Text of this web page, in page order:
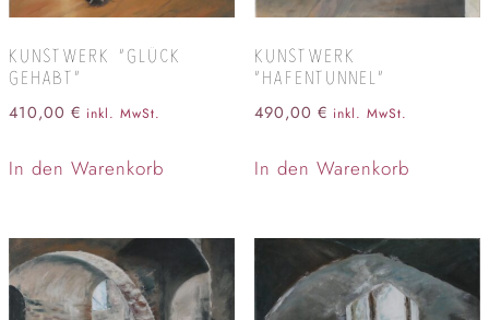
KUNSTWERK “GLÜCK
GEHABT”
410,00 € inkl. MwSt.
In den Warenkorb
KUNSTWERK
“HAFENTUNNEL”
490,00 € inkl. MwSt.
In den Warenkorb